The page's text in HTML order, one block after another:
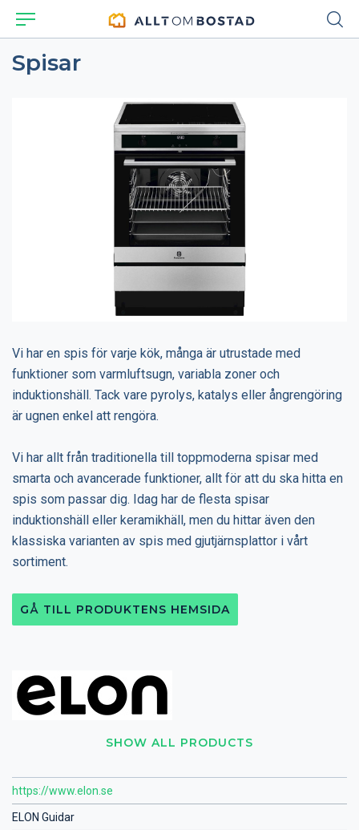
Spisar
SHOW ALL PRODUCTS
https://www.elon.se
ELON Guidar
Vi har en spis för varje kök, många är utrustade med
funktioner som varmluftsugn, variabla zoner och
induktionshäll. Tack vare pyrolys, katalys eller ångrengöring
är ugnen enkel att rengöra.
Vi har allt från traditionella till toppmoderna spisar med
smarta och avancerade funktioner, allt för att du ska hitta en
spis som passar dig. Idag har de flesta spisar
induktionshäll eller keramikhäll, men du hittar även den
klassiska varianten av spis med gjutjärnsplattor i vårt
sortiment.
GÅ TILL PRODUKTENS HEMSIDA